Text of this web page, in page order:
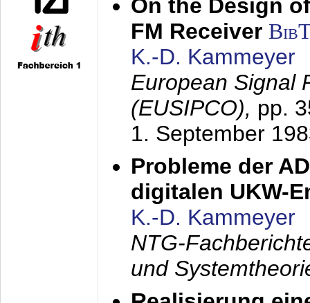
On the Design
FM Receiver
K.-D. Kammeyer
European Signal
(EUSIPCO), pp.
1. September
Probleme der
digitalen UKW-
K.-D. Kammeyer
NTG-
und